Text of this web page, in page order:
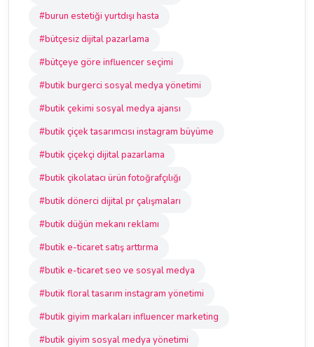
#burun estetiği yurtdışı hasta
#bütçesiz dijital pazarlama
#bütçeye göre influencer seçimi
#butik burgerci sosyal medya yönetimi
#butik çekimi sosyal medya ajansı
#butik çiçek tasarımcısı instagram büyüme
#butik çiçekçi dijital pazarlama
#butik çikolatacı ürün fotoğrafçılığı
#butik dönerci dijital pr çalışmaları
#butik düğün mekanı reklamı
#butik e-ticaret satış arttırma
#butik e-ticaret seo ve sosyal medya
#butik floral tasarım instagram yönetimi
#butik giyim markaları influencer marketing
#butik giyim sosyal medya yönetimi